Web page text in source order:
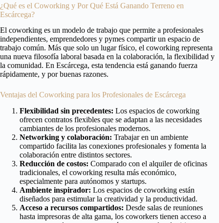
¿Qué es el Coworking y Por Qué Está Ganando Terreno en
Escárcega?
El coworking es un modelo de trabajo que permite a profesionales
independientes, emprendedores y pymes compartir un espacio de
trabajo común. Más que solo un lugar físico, el coworking representa
una nueva filosofía laboral basada en la colaboración, la flexibilidad y
la comunidad. En Escárcega, esta tendencia está ganando fuerza
rápidamente, y por buenas razones.
Ventajas del Coworking para los Profesionales de Escárcega
Flexibilidad sin precedentes: Los espacios de coworking
ofrecen contratos flexibles que se adaptan a las necesidades
cambiantes de los profesionales modernos.
Networking y colaboración: Trabajar en un ambiente
compartido facilita las conexiones profesionales y fomenta la
colaboración entre distintos sectores.
Reducción de costos: Comparado con el alquiler de oficinas
tradicionales, el coworking resulta más económico,
especialmente para autónomos y startups.
Ambiente inspirador: Los espacios de coworking están
diseñados para estimular la creatividad y la productividad.
Acceso a recursos compartidos: Desde salas de reuniones
hasta impresoras de alta gama, los coworkers tienen acceso a